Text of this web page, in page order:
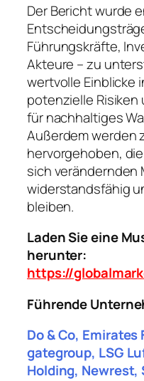
Der Bericht wurde
Führungskräfte,
Akteure – zu
wertvolle Einblicke
potenzielle
für nachhaltiges
Außerdem werden
hervorgehoben,
sich verändernden
widerstandsfähig
bleiben.
Laden Sie eine
herunter:
https://
Führende
Do & Co,
gategroup, LSG
Holding, Newrest,